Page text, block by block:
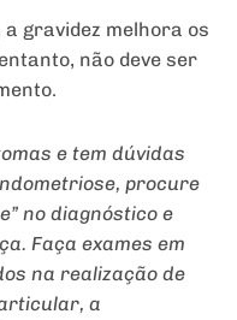
gravidez melhora os
não deve ser
e tem dúvidas
procure
no diagnóstico e
Faça exames em
na realização de
a